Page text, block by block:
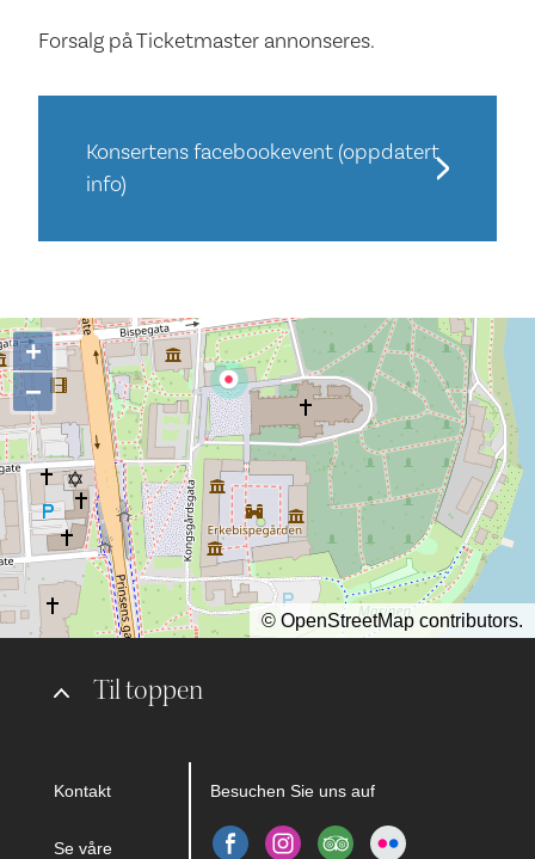
Forsalg på Ticketmaster annonseres.
Konsertens facebookevent (oppdatert
info)
Til toppen
Kontakt
Se våre
Besuchen Sie uns auf
+
−
© OpenStreetMap contributors.